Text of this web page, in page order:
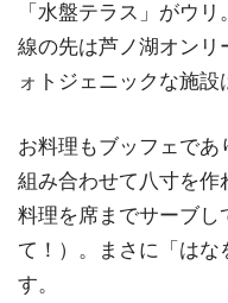
「水盤テラス」がウ
線の先は芦ノ湖オンリ
ォトジェニックな施設
お料理もブッフェで
組み合わせて八寸を作
料理を席までサーブし
て！）。まさに「は
す。